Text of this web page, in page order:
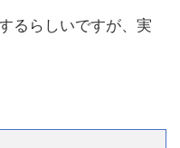
るらしいですが、実